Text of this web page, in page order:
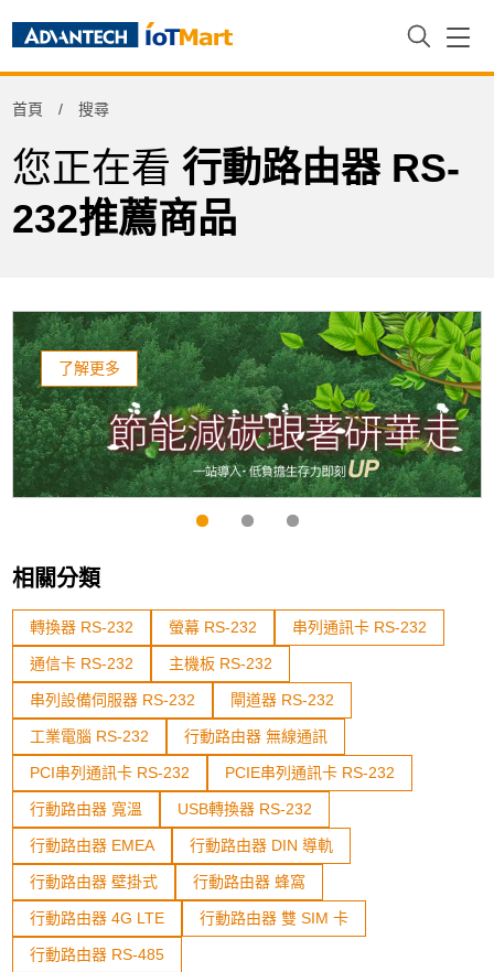
首頁 搜尋
您正在看行動路由器 RS-
232推薦商品
了解更多
Product Tag
相關分類
轉換器 RS-232 螢幕 RS-232 串列通訊卡 RS-232
通信卡 RS-232 主機板 RS-232
串列設備伺服器 RS-232 閘道器 RS-232
工業電腦 RS-232 行動路由器 無線通訊
PCI串列通訊卡 RS-232 PCIE串列通訊卡 RS-232
行動路由器 寬溫 USB轉換器 RS-232
行動路由器 EMEA 行動路由器 DIN 導軌
行動路由器 壁掛式 行動路由器 蜂窩
行動路由器 4G LTE 行動路由器 雙 SIM 卡
行動路由器 RS-485